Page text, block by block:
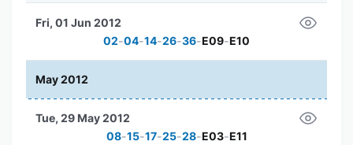
02-04-14-26-36-E09-E10
Fri, 01 Jun 2012
May 2012
08-15-17-25-28-E03-E11
Tue, 29 May 2012